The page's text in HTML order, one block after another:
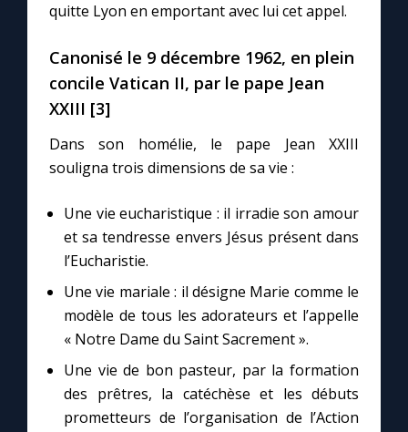
quitte Lyon en emportant avec lui cet appel.
Canonisé le 9 décembre 1962, en plein
concile Vatican II, par le pape Jean
XXIII [3]
Dans son homélie, le pape Jean XXIII
souligna trois dimensions de sa vie :
Une vie eucharistique : il irradie son amour
et sa tendresse envers Jésus présent dans
l’Eucharistie.
Une vie mariale : il désigne Marie comme le
modèle de tous les adorateurs et l’appelle
« Notre Dame du Saint Sacrement ».
Une vie de bon pasteur, par la formation
des prêtres, la catéchèse et les débuts
prometteurs de l’organisation de l’Action